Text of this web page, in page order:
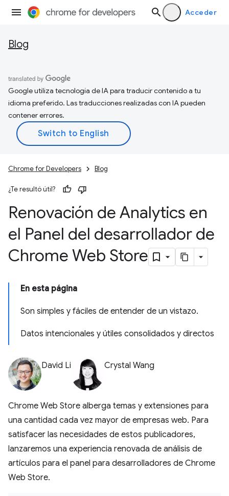
Acceder
Blog
Google utiliza tecnología de IA para traducir contenido a tu
idioma preferido. Las traducciones realizadas con IA pueden
contener errores.
Chrome for Developers Blog
¿Te resultó útil?
Renovación de Analytics en
el Panel del desarrollador de
Chrome Web Store
En esta página
Son simples y fáciles de entender de un vistazo.
Datos intencionales y útiles consolidados y directos
David Li Crystal Wang
Chrome Web Store alberga temas y extensiones para
una cantidad cada vez mayor de empresas web. Para
satisfacer las necesidades de estos publicadores,
lanzaremos una experiencia renovada de análisis de
artículos para el panel para desarrolladores de Chrome
Web Store.